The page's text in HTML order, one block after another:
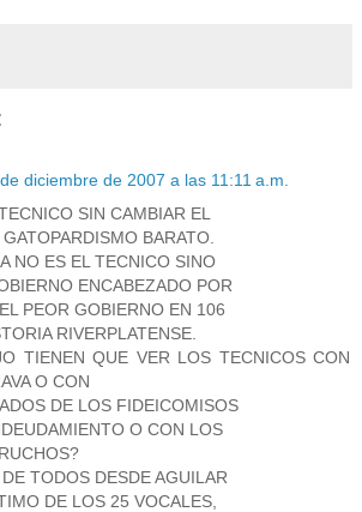
diciembre de 2007 a las 11:11 a.m.
SIN CAMBIAR EL
BARATO.
NO ES EL TECNICO SINO
ENCABEZADO POR
PEOR GOBIERNO EN 106
RIVERPLATENSE.
TIENEN QUE VER LOS TECNICOS CON
O CON
DE LOS FIDEICOMISOS
O CON LOS
TODOS DESDE AGUILAR
DE LOS 25 VOCALES,